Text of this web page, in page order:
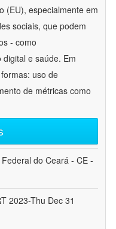
(EU), especialmente em
sociais, que podem
- como
e saúde. Em
uso de
de métricas como
do Ceará - CE -
2023-Thu Dec 31